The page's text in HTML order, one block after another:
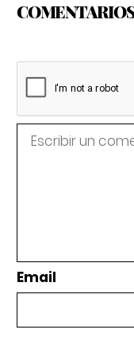
Email